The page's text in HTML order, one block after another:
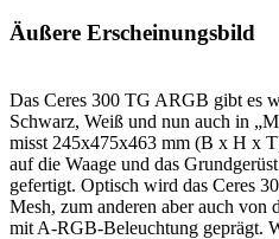
Äußere Erscheinungsbild
Das Ceres 300 TG ARGB gibt es
Schwarz, Weiß und nun auch in
misst 245x475x463 mm (B x H x
auf die Waage und das
gefertigt. Optisch wird das Ceres
Mesh, zum anderen aber auch von
mit A-RGB-Beleuchtung geprägt.